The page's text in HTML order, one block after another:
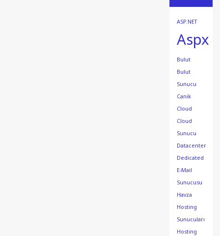
ASP.NET
Aspx
Bulut
Bulut
Sunucu
Canik
Cloud
Cloud
Sunucu
Datacenter
Dedicated
E-Mail
Sunucusu
Havza
Hosting
Sunucuları
Hosting